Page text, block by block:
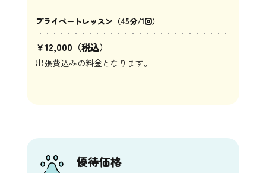
プライベートレッスン（45分/1回）
￥12,000（税込）
出張費込みの料金となります。
優待価格